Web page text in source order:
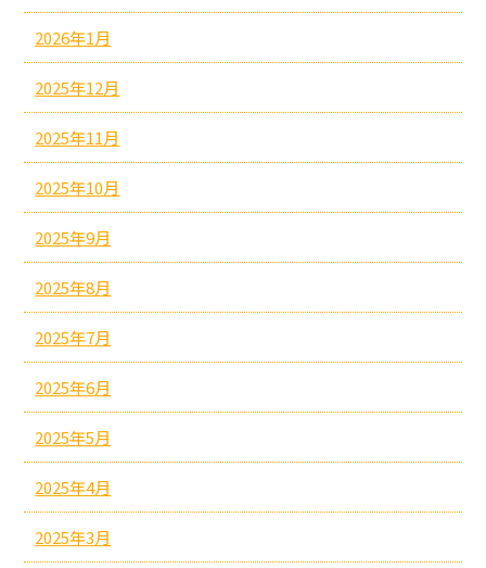
2026年1月
2025年12月
2025年11月
2025年10月
2025年9月
2025年8月
2025年7月
2025年6月
2025年5月
2025年4月
2025年3月